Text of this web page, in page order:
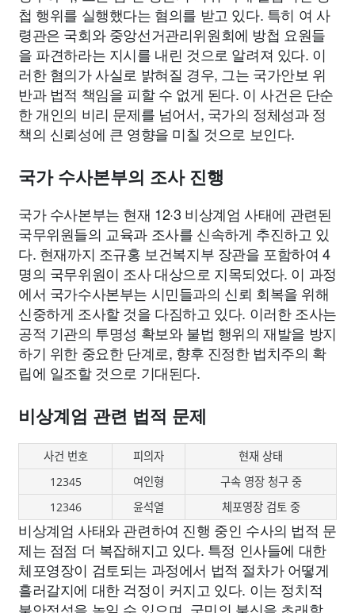
첩 행위를 실행했다는 혐의를 받고 있다. 특히 여 사
령관은 국회와 중앙선거관리위원회에 방첩 요원들
을 파견하라는 지시를 내린 것으로 알려져 있다. 이
러한 혐의가 사실로 밝혀질 경우, 그는 국가안보 위
반과 법적 책임을 피할 수 없게 된다. 이 사건은 단순
한 개인의 비리 문제를 넘어서, 국가의 정체성과 정
책의 신뢰성에 큰 영향을 미칠 것으로 보인다.
국가 수사본부의 조사 진행
국가 수사본부는 현재 12·3 비상계엄 사태에 관련된
국무위원들의 교육과 조사를 신속하게 추진하고 있
다. 현재까지 조규홍 보건복지부 장관을 포함하여 4
명의 국무위원이 조사 대상으로 지목되었다. 이 과정
에서 국가수사본부는 시민들과의 신뢰 회복을 위해
신중하게 조사할 것을 다짐하고 있다. 이러한 조사는
공적 기관의 투명성 확보와 불법 행위의 재발을 방지
하기 위한 중요한 단계로, 향후 진정한 법치주의 확
립에 일조할 것으로 기대된다.
비상계엄 관련 법적 문제
사건 번호 피의자
현재 상태
12345
여인형
구속 영장 청구 중
12346
윤석열 체포영장 검토 중
비상계엄 사태와 관련하여 진행 중인 수사의 법적 문
제는 점점 더 복잡해지고 있다. 특정 인사들에 대한
체포영장이 검토되는 과정에서 법적 절차가 어떻게
흘러갈지에 대한 걱정이 커지고 있다. 이는 정치적